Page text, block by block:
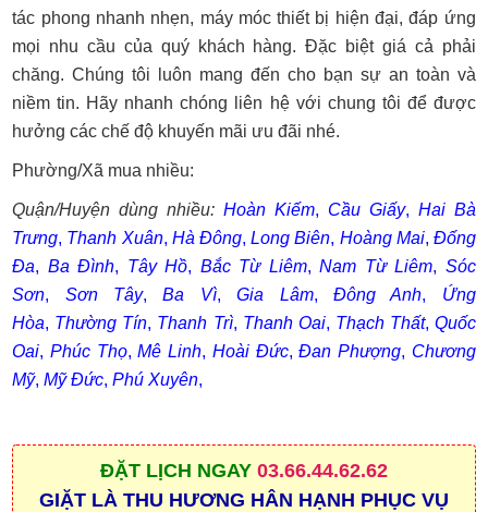
tác phong nhanh nhẹn, máy móc thiết bị hiện đại, đáp ứng
mọi nhu cầu của quý khách hàng. Đặc biệt giá cả phải
chăng. Chúng tôi luôn mang đến cho bạn sự an toàn và
niềm tin. Hãy nhanh chóng liên hệ với chung tôi để được
hưởng các chế độ khuyến mãi ưu đãi nhé.
Phường/Xã mua nhiều:
Quận/Huyện dùng nhiều:Hoàn Kiếm, Cầu Giấy, Hai Bà
Trưng, Thanh Xuân, Hà Đông,Long Biên, Hoàng Mai, Đống
Đa, Ba Đình, Tây Hồ, Bắc Từ Liêm,Nam Từ Liêm, Sóc
Sơn, Sơn Tây,Ba Vì,Gia Lâm,Đông Anh, Ứng
Hòa, Thường Tín, Thanh Trì, Thanh Oai, Thạch Thất, Quốc
Oai, Phúc Thọ,Mê Linh, Hoài Đức,Đan Phượng, Chương
Mỹ,Mỹ Đức,Phú Xuyên,
ĐẶT LỊCH NGAY 03.66.44.62.62
GIẶT LÀ THU HƯƠNG HÂN HẠNH PHỤC VỤ